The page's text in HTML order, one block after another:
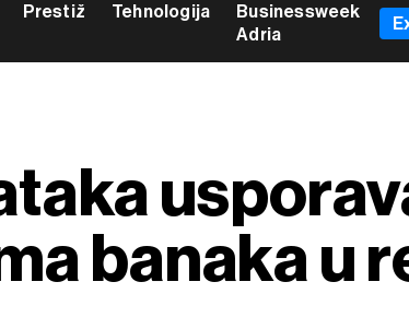
Prestiž Tehnologija
Businessweek
Adria
banaka u